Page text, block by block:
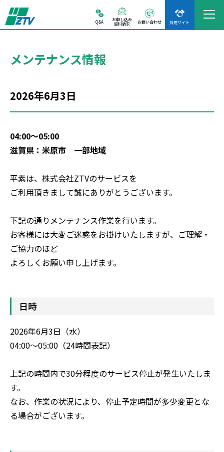
Q&A
お申し込み
資料請求
お問い合わせ 採用サイト
メンテナンス情報
2026年6月3日
04:00～05:00
滋賀県：米原市 一部地域
平素は、株式会社ZTVのサービスを
ご利用頂きまして誠にありがとうございます。
下記の通りメンテナンス作業を行います。
お客様には大変ご迷惑をお掛けいたしますが、ご理解・
ご協力のほど
よろしくお願い申し上げます。
日時
2026年6月3日（水）
04:00～05:00（24時間表記）
上記の時間内で30分程度のサービス停止が発生いたしま
す。
なお、作業の状況により、停止予定時間が多少変更とな
る場合がございます。